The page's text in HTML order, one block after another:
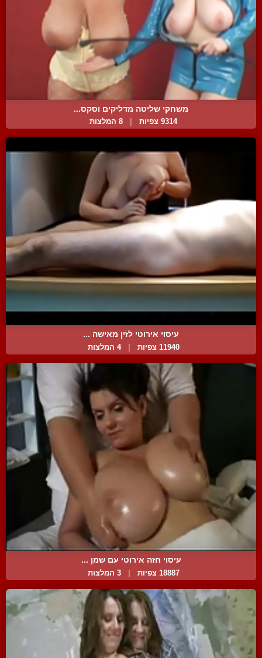
משחקי שליטה מדליקים וסקס...
9314 צפיות 8 המלצות
עיסוי אירוטי לזין מאישה ...
11940 צפיות 4 המלצות
עיסוי חזה אירוטי עם שמן ...
18887 צפיות 3 המלצות